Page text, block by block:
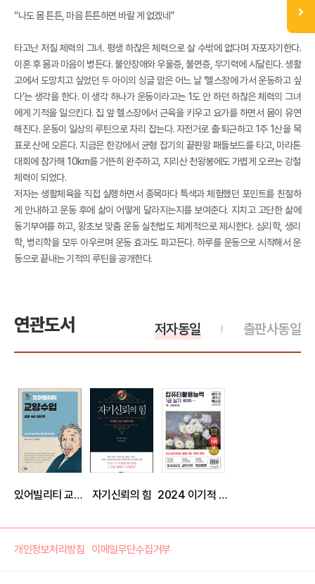
“나도 몸 튼튼, 마음 튼튼하면 바랄 게 없겠네”
타고난 저질 체력의 그녀. 평생 하찮은 체력으로 살 수밖에 없다며 자포자기한다.
이혼 후 몸과 마음이 병든다. 불안장애와 우울증, 불면증, 무기력에 시달린다. 생활
고에서 도망치고 싶었던 두 아이의 싱글 맘은 어느 날 ‘헬스장에 가서 운동하고 싶
다’는 생각을 한다. 이 생각 하나가 운동이라고는 1도 안 하던 하찮은 체력의 그녀
에게 기적을 일으킨다. 집 앞 헬스장에서 근육을 키우고 요가를 하면서 몸이 유연
해진다. 운동이 일상의 루틴으로 자리 잡는다. 자전거로 출·퇴근하고 1주 1산을 목
표로 산에 오른다. 지금은 한강에서 균형 잡기의 끝판왕 패들보드를 타고, 마라톤
대회에 참가해 10km를 거뜬히 완주하고, 지리산 천왕봉에도 가볍게 오르는 강철
체력이 되었다.
저자는 생활체육을 직접 실행하면서 종목마다 특색과 체험했던 포인트를 친절하
게 안내하고 운동 후에 삶이 어떻게 달라지는지를 보여준다. 지치고 고단한 삶에
동기부여를 하고, 왕초보 맞춤 운동 실천법도 체계적으로 제시한다. 심리학, 생리
학, 병리학을 모두 아우르며 운동 효과도 파고든다. 하루를 운동으로 시작해서 운
동으로 끝내는 기적의 루틴을 공개한다.
연관도서 출판사동일
저자동일
있어빌리티 교양수업 : 생활 속의 물리학 자기신뢰의 힘 2024 이기적 컴퓨터활용능력 1급 실기 기본서
개인정보처리방침 이메일무단수집거부